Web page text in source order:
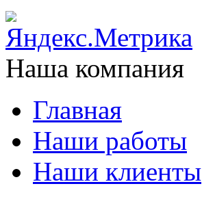
Наша компания
Главная
Наши работы
Наши клиенты